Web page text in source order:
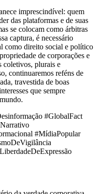
imprescindível: quem
das plataformas e de suas
se colocam como árbitras
captura, é necessário
como direito social e político
de corporações e
coletivos, plurais e
continuaremos reféns de
travestida de boas
que sempre
#GlobalFact
#MídiaPopular